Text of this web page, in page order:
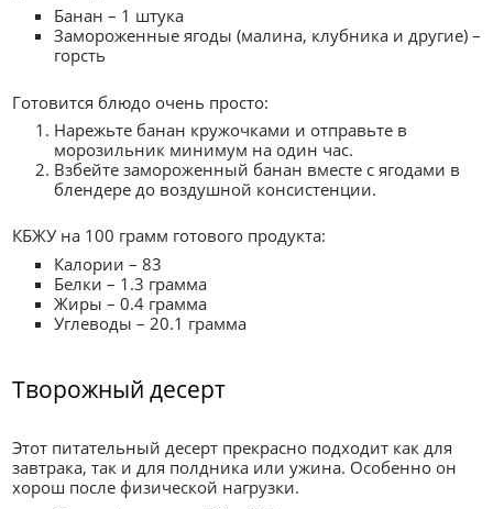
Банан – 1 штука
Замороженные ягоды (малина, клубника и другие) –
горсть
Готовится блюдо очень просто:
Нарежьте банан кружочками и отправьте в
морозильник минимум на один час.
Взбейте замороженный банан вместе с ягодами в
блендере до воздушной консистенции.
КБЖУ на 100 грамм готового продукта:
Калории – 83
Белки – 1.3 грамма
Жиры – 0.4 грамма
Углеводы – 20.1 грамма
Творожный десерт
Этот питательный десерт прекрасно подходит как для
завтрака, так и для полдника или ужина. Особенно он
хорош после физической нагрузки.